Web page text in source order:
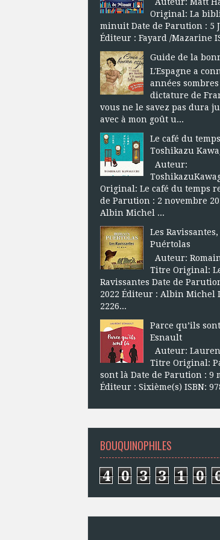
Original: La
minuit Date de Parution : 5
Éditeur : Fayard /Mazarine
Guide de la
L'Espagne a
années
dictature de
vous ne le savez pas dura
avec à mon goût u...
Le café du
Toshikazu
Auteur:
Original: Le café du temps
de Parution : 2 novembre
Albin Michel ...
Les
Puértolas
Auteur:
Titre Original:
Ravissantes Date de
2022 Éditeur : Albin Michel
2226...
Parce qu’ils
Esnault
Auteur:
Titre Original:
sont là Date de Parution : 9
Éditeur : Sixième(s) ISBN:
BOUQUINOPHILES
4 0 3 3 1 0